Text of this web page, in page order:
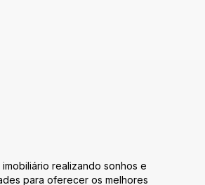
sonhos e
para oferecer os melhores